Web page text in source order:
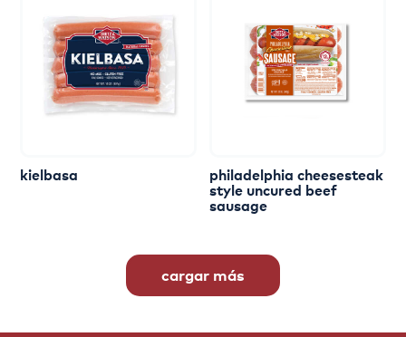
kielbasa philadelphia cheesesteak
style uncured beef
sausage
cargar más